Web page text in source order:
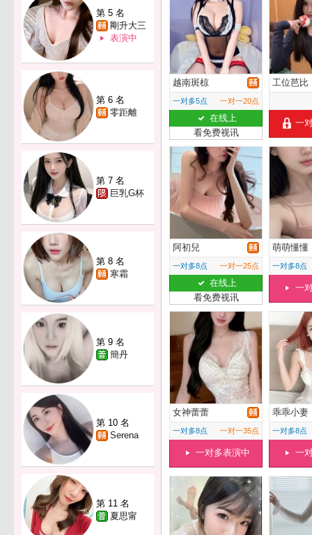
第 5 名
剛升大三
表演中
第 6 名
零距離
第 7 名
巨乳G杯
第 8 名
寒霜
第 9 名
簡丹
第 10 名
Serena
第 11 名
夏思甯
越南斑椋
一对多5点 一对一20点
在线上
看免费视讯
工位芭比
一
阿初兒
一对多8点 一对一25点
在线上
看免费视讯
萌萌懂懂
一对多8点
一
女神蕾蕾
一对多8点 一对一35点
一对多表演中
乖乖小妻
一对多8点
一